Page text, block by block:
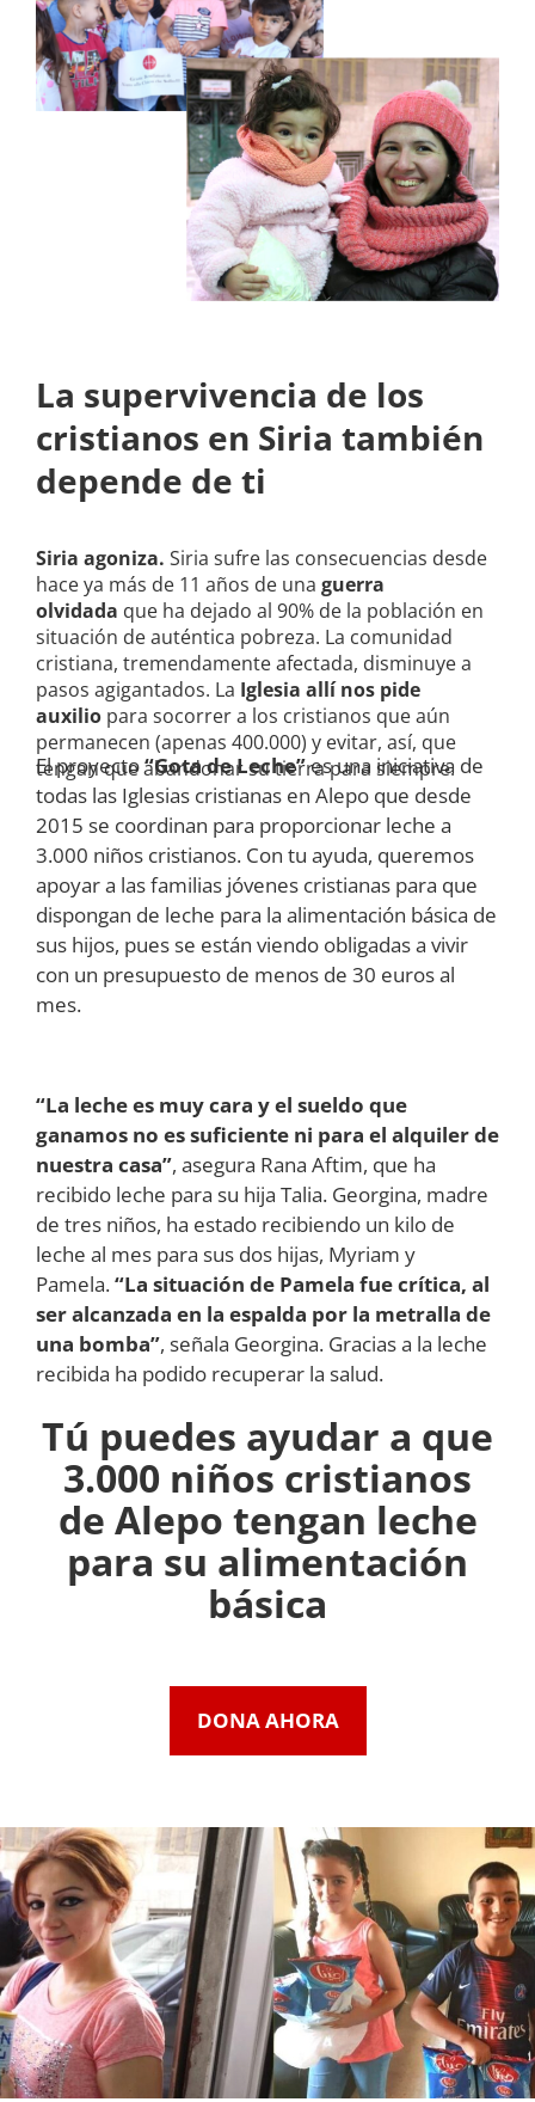
La supervivencia de los
cristianos en Siria también
depende de ti
Siria agoniza. Siria sufre las consecuencias desde
hace ya más de 11 años de una guerra
olvidada que ha dejado al 90% de la población en
situación de auténtica pobreza. La comunidad
cristiana, tremendamente afectada, disminuye a
pasos agigantados. La Iglesia allí nos pide
auxilio para socorrer a los cristianos que aún
permanecen (apenas 400.000) y evitar, así, que
tengan que abandonar su tierra para siempre.
El proyecto“Gota de Leche”es una iniciativa de
todas las Iglesias cristianas en Alepo que desde
2015 se coordinan para proporcionar leche a
3.000 niños cristianos. Con tu ayuda, queremos
apoyar a las familias jóvenes cristianas para que
dispongan de leche para la alimentación básica de
sus hijos, pues se están viendo obligadas a vivir
con un presupuesto de menos de 30 euros al
mes.
“La leche es muy cara y el sueldo que
ganamos no es suficiente ni para el alquiler de
nuestra casa”, asegura Rana Aftim, que ha
recibido leche para su hija Talia. Georgina, madre
de tres niños, ha estado recibiendo un kilo de
leche al mes para sus dos hijas, Myriam y
Pamela.“La situación de Pamela fue crítica, al
ser alcanzada en la espalda por la metralla de
una bomba”, señala Georgina. Gracias a la leche
recibida ha podido recuperar la salud.
Tú puedes ayudar a que
3.000 niños cristianos
de Alepo tengan leche
para su alimentación
básica
DONA AHORA